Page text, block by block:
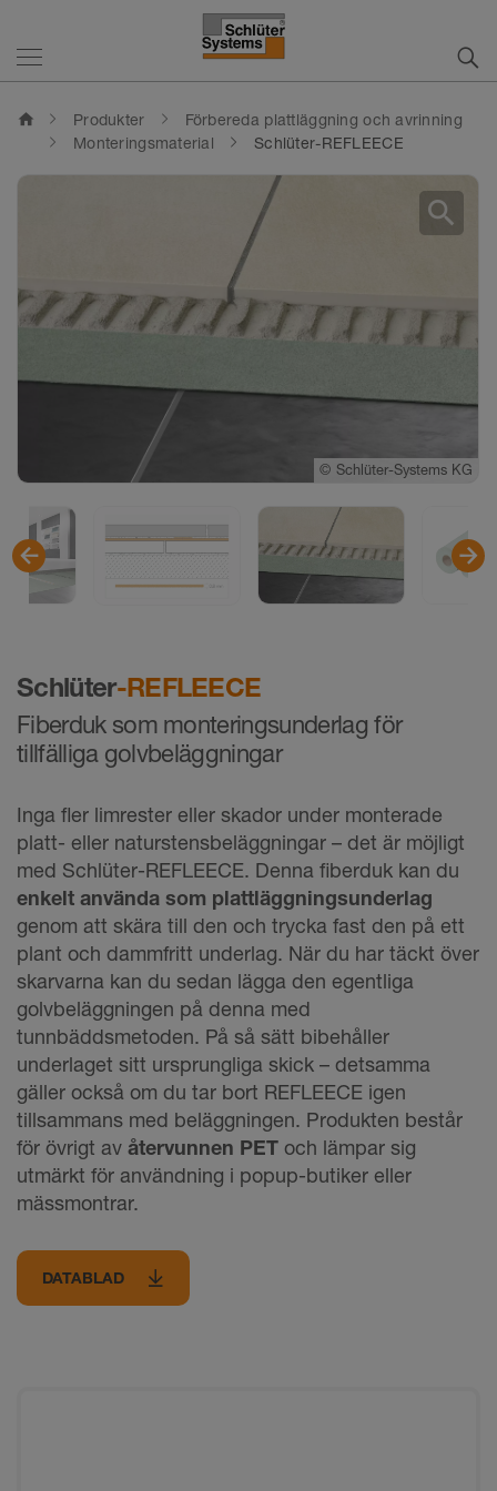
home Produkter
Förbereda plattläggning och avrinning
Monteringsmaterial
Schlüter-REFLEECE
Schlüter-REFLEECE
Fiberduk som monteringsunderlag för
tillfälliga golvbeläggningar
Inga fler limrester eller skador under monterade
platt- eller naturstensbeläggningar – det är möjligt
med Schlüter-REFLEECE. Denna fiberduk kan du
enkelt använda som plattläggningsunderlag
genom att skära till den och trycka fast den på ett
plant och dammfritt underlag. När du har täckt över
skarvarna kan du sedan lägga den egentliga
golvbeläggningen på denna med
tunnbäddsmetoden. På så sätt bibehåller
underlaget sitt ursprungliga skick – detsamma
gäller också om du tar bort REFLEECE igen
tillsammans med beläggningen. Produkten består
för övrigt av återvunnen PET och lämpar sig
utmärkt för användning i popup-butiker eller
mässmontrar.
DATABLAD
© Schlüter-Systems KG
© Schlüter-Systems KG
© Schlüter-Systems KG
© Schlüter-Systems KG
© Schlüter-Systems KG
search